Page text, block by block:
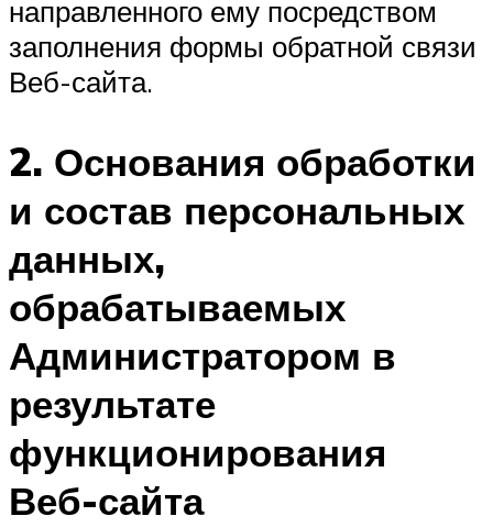
направленного ему посредством
заполнения формы обратной связи
Веб-сайта.
2. Основания обработки
и состав персональных
данных,
обрабатываемых
Администратором в
результате
функционирования
Веб-сайта